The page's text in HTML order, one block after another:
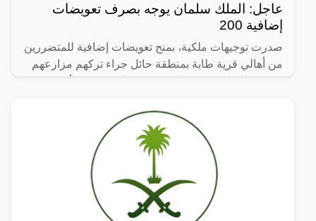
عاجل: الملك سلمان يوجه بصرف تعويضات
إضافية 200
صدرت توجيهات ملكية، بمنح تعويضات إضافية للمتضررين
من أهالي قرية طابة بمنطقة حائل جراء تركهم مزارعهم